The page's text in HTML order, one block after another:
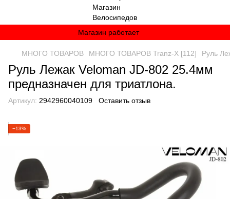
Магазин работает
МНОГО ТОВАРОВ МНОГО ТОВАРОВ Tranz-X [112] Руль
Руль Лежак Veloman JD-802 25.4мм
предназначен для триатлона.
Артикул: 2942960040109 Оставить отзыв
−13%